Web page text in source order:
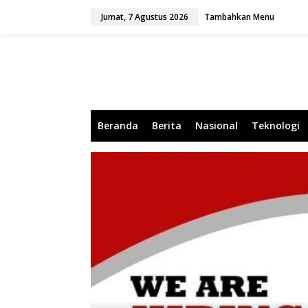
Jumat, 7 Agustus 2026 Tambahkan Menu
Beranda Berita Nasional Teknologi